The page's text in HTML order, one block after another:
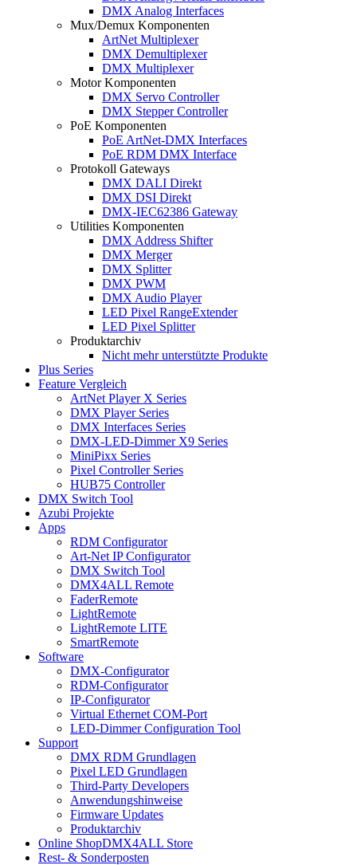
DMX Analog Interfaces
Mux/Demux Komponenten
ArtNet Multiplexer
DMX Demultiplexer
DMX Multiplexer
Motor Komponenten
DMX Servo Controller
DMX Stepper Controller
PoE Komponenten
PoE ArtNet-DMX Interfaces
PoE RDM DMX Interface
Protokoll Gateways
DMX DALI Direkt
DMX DSI Direkt
DMX-IEC62386 Gateway
Utilities Komponenten
DMX Address Shifter
DMX Merger
DMX Splitter
DMX PWM
DMX Audio Player
LED Pixel RangeExtender
LED Pixel Splitter
Produktarchiv
Nicht mehr unterstützte Produkte
Plus Series
Feature Vergleich
ArtNet Player X Series
DMX Player Series
DMX Interfaces Series
DMX-LED-Dimmer X9 Series
MiniPixx Series
Pixel Controller Series
HUB75 Controller
DMX Switch Tool
Azubi Projekte
Apps
RDM Configurator
Art-Net IP Configurator
DMX Switch Tool
DMX4ALL Remote
FaderRemote
LightRemote
LightRemote LITE
SmartRemote
Software
DMX-Configurator
RDM-Configurator
IP-Configurator
Virtual Ethernet COM-Port
LED-Dimmer Configuration Tool
Support
DMX RDM Grundlagen
Pixel LED Grundlagen
Third-Party Developers
Anwendungshinweise
Firmware Updates
Produktarchiv
Online ShopDMX4ALL Store
Rest- & Sonderposten